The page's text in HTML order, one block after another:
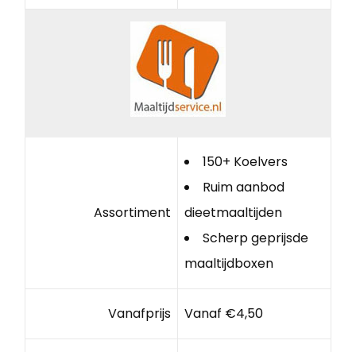
Assortiment
150+ Koelvers
Ruim aanbod
dieetmaaltijden
Scherp geprijsde
maaltijdboxen
Vanafprijs Vanaf €4,50